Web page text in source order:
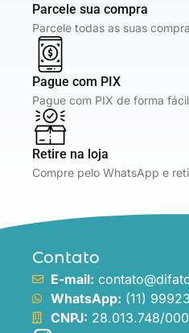
Parcele sua compra
Parcele todas as suas
Pague com PIX
Pague com PIX de forma
Retire na loja
Compre pelo WhatsApp e
Contato
E-mail:
WhatsApp: (11)
CNPJ: 28.013.748/